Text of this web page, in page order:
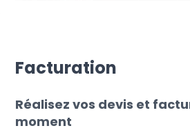
Facturation
Réalisez vos devis et
moment